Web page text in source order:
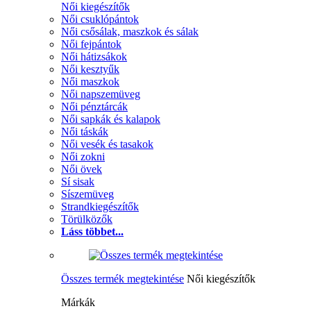
Női kiegészítők
Női csuklópántok
Női csősálak, maszkok és sálak
Női fejpántok
Női hátizsákok
Női kesztyűk
Női maszkok
Női napszemüveg
Női pénztárcák
Női sapkák és kalapok
Női táskák
Női vesék és tasakok
Női zokni
Női övek
Sí sisak
Síszemüveg
Strandkiegészítők
Törülközők
Láss többet...
Összes termék megtekintése Női kiegészítők
Márkák